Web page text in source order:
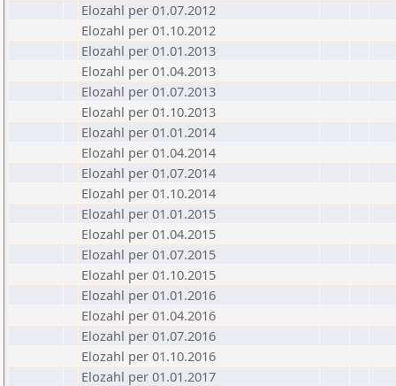
Elozahl per 01.07.2012
Elozahl per 01.10.2012
Elozahl per 01.01.2013
Elozahl per 01.04.2013
Elozahl per 01.07.2013
Elozahl per 01.10.2013
Elozahl per 01.01.2014
Elozahl per 01.04.2014
Elozahl per 01.07.2014
Elozahl per 01.10.2014
Elozahl per 01.01.2015
Elozahl per 01.04.2015
Elozahl per 01.07.2015
Elozahl per 01.10.2015
Elozahl per 01.01.2016
Elozahl per 01.04.2016
Elozahl per 01.07.2016
Elozahl per 01.10.2016
Elozahl per 01.01.2017